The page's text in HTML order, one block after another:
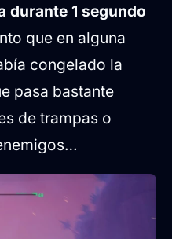
durante 1 segundo
que en alguna
congelado la
pasa bastante
de trampas o